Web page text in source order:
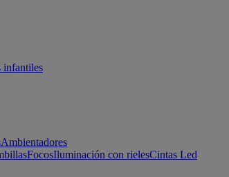
infantiles
Ambientadores
FocosIluminación con rielesCintas Led